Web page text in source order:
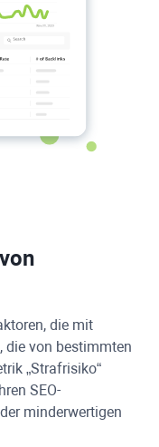
die mit
die von bestimmten
„Strafrisiko“
SEO-
minderwertigen